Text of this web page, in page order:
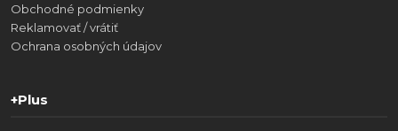
Obchodné podmienky
Reklamovať / vrátiť
Ochrana osobných údajov
+Plus